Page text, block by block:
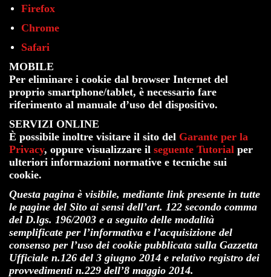
Firefox
Chrome
Safari
MOBILE
Per eliminare i cookie dal browser Internet del
proprio smartphone/tablet, è necessario fare
riferimento al manuale d’uso del dispositivo.
SERVIZI ONLINE
È possibile inoltre visitare il sito del Garante per la
Privacy, oppure visualizzare il seguente Tutorial per
ulteriori informazioni normative e tecniche sui
cookie.
Questa pagina è visibile, mediante link presente in tutte
le pagine del Sito ai sensi dell’art. 122 secondo comma
del D.lgs. 196/2003 e a seguito delle modalità
semplificate per l’informativa e l’acquisizione del
consenso per l’uso dei cookie pubblicata sulla Gazzetta
Ufficiale n.126 del 3 giugno 2014 e relativo registro dei
provvedimenti n.229 dell’8 maggio 2014.